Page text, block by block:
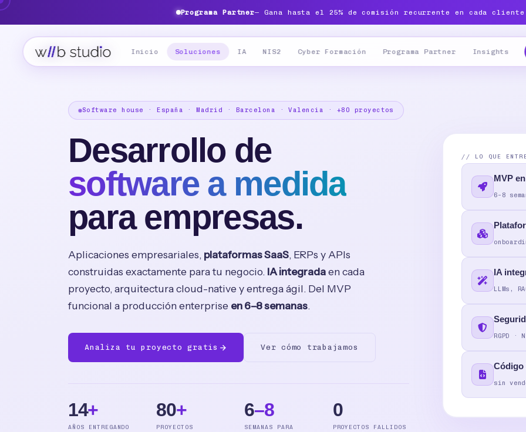
Programa Partner— Gana hasta el 25% de comisión recurrente en cada
Inicio Soluciones IA NIS2 Cyber Formación Programa Partner Insights
Software house · España · Madrid · Barcelona · Valencia · +80 proyectos
Desarrollo de
software a medida
para empresas.
Aplicaciones empresariales, plataformas SaaS, ERPs y APIs
construidas exactamente para tu negocio. IA integradaen cada
proyecto, arquitectura cloud-native y entrega ágil. Del MVP
funcional a producción enterprise en 6–8 semanas.
Analiza tu proyecto gratis Ver cómo trabajamos
14+
AÑOS ENTREGANDO
80+
PROYECTOS
6–8
SEMANAS PARA
0
PROYECTOS FALLIDOS
// LO QUE
MVP
6–8
IA
LLMs,
RGPD ·
Código
sin